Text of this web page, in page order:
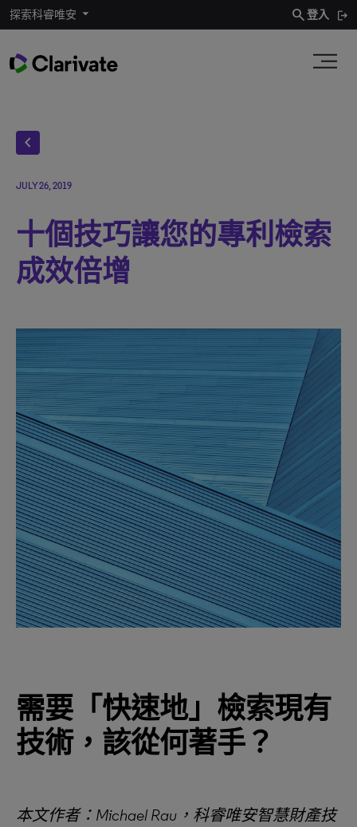
探索科睿唯安 search登入
chevron_left
JULY 26, 2019
十個技巧讓您的專利檢索
成效倍增
需要「快速地」檢索現有
技術，該從何著手？
本文作者：Michael Rau，科睿唯安智慧財產技